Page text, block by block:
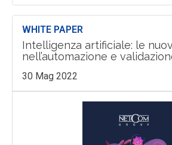
WHITE PAPER
Intelligenza artificiale: le
nell’automazione e
30 Mag 2022